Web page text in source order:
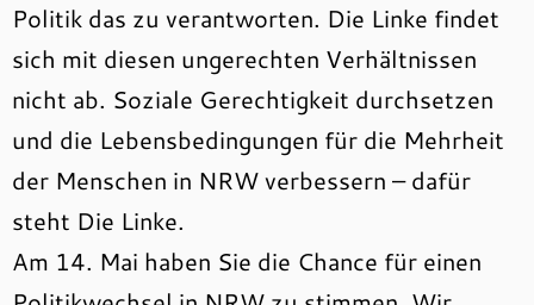
Politik das zu verantworten. Die Linke findet
sich mit diesen ungerechten Verhältnissen
nicht ab. Soziale Gerechtigkeit durchsetzen
und die Lebensbedingungen für die Mehrheit
der Menschen in NRW verbessern – dafür
steht Die Linke.
Am 14. Mai haben Sie die Chance für einen